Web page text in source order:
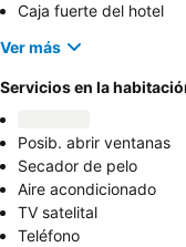
Caja fuerte del hotel
Ver más
Servicios en la
Posib. abrir ventanas
Secador de pelo
Aire acondicionado
TV satelital
Teléfono